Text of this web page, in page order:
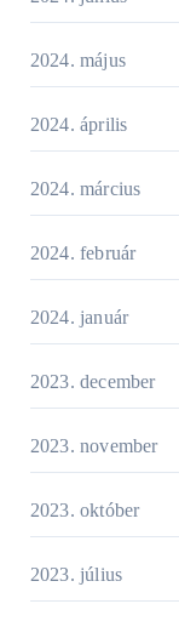
2024. május
2024. április
2024. március
2024. február
2024. január
2023. december
2023. november
2023. október
2023. július